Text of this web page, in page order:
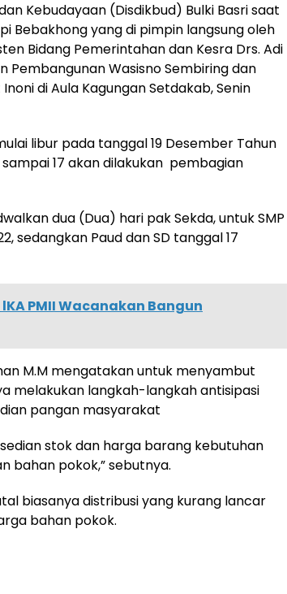
Kebudayaan (Disdikbud) Bulki Basri saat
Bebakhong yang di pimpin langsung oleh
Bidang Pemerintahan dan Kesra Drs. Adi
Pembangunan Wasisno Sembiring dan
di Aula Kagungan Setdakab, Senin
libur pada tanggal 19 Desember Tahun
17 akan dilakukan pembagian
dua (Dua) hari pak Sekda, untuk SMP
sedangkan Paud dan SD tanggal 17
PMII Wacanakan Bangun
M.M mengatakan untuk menyambut
melakukan langkah-langkah antisipasi
pangan masyarakat
stok dan harga barang kebutuhan
bahan pokok,” sebutnya.
biasanya distribusi yang kurang lancar
bahan pokok.